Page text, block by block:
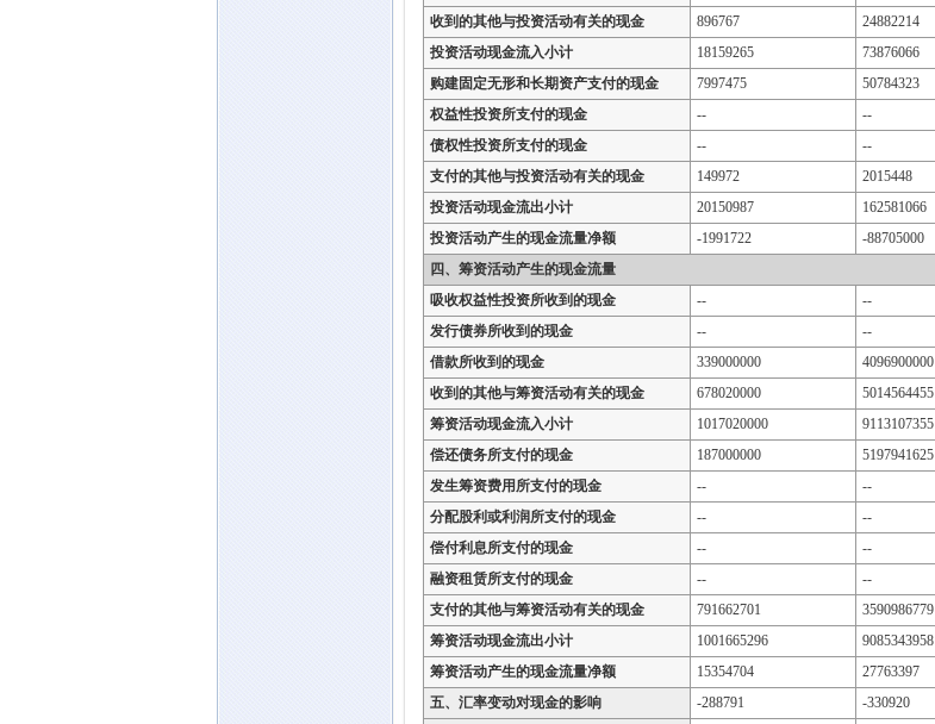
收到的其他与投资活动有关的现金
896767 24882214
投资活动现金流入小计
18159265 73876066
购建固定无形和长期资产支付的现金
7997475 50784323
权益性投资所支付的现金
-- --
债权性投资所支付的现金
-- --
支付的其他与投资活动有关的现金
149972 2015448
投资活动现金流出小计
20150987 162581066
投资活动产生的现金流量净额
-1991722 -88705000
四、筹资活动产生的现金流量
吸收权益性投资所收到的现金
-- --
发行债券所收到的现金
-- --
借款所收到的现金
339000000 4096900000
收到的其他与筹资活动有关的现金
678020000 5014564455
筹资活动现金流入小计
1017020000 9113107355
偿还债务所支付的现金
187000000 5197941625
发生筹资费用所支付的现金
-- --
分配股利或利润所支付的现金
-- --
偿付利息所支付的现金
-- --
融资租赁所支付的现金
-- --
支付的其他与筹资活动有关的现金
791662701 3590986779
筹资活动现金流出小计
1001665296 9085343958
筹资活动产生的现金流量净额
15354704 27763397
五、汇率变动对现金的影响
-288791 -330920